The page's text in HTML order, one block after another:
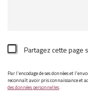
Partagez cette page
Par l'encodage de ses données et
reconnaît avoir pris connaissance et
des données personnelles.